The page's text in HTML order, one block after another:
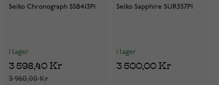
Seiko Chronograph SSB413P1
I lager
3 960,00 Kr
3 598,40 Kr
Seiko Sapphire SUR557P1
I lager
3 500,00 Kr